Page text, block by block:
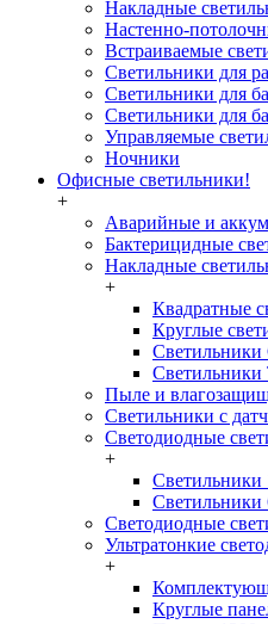
Накладные
Настенно-
Встраиваемые
Светильники для
Светильники для
Светильники для
Управляемые
Ночники
Офисные светильники!
+
Аварийные и
Бактерицидные
Накладные
+
Квадратные
Круглые
Светильники
Пыле и
Светильники с
Светодиодные
+
Светильники
Светильники
Светодиодные
Ультратонкие
+
Круглые